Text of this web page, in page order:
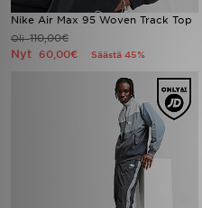
Nike Air Max 95 Woven Track Top
Oli110,00€
Nyt 60,00€ Säästä 45%